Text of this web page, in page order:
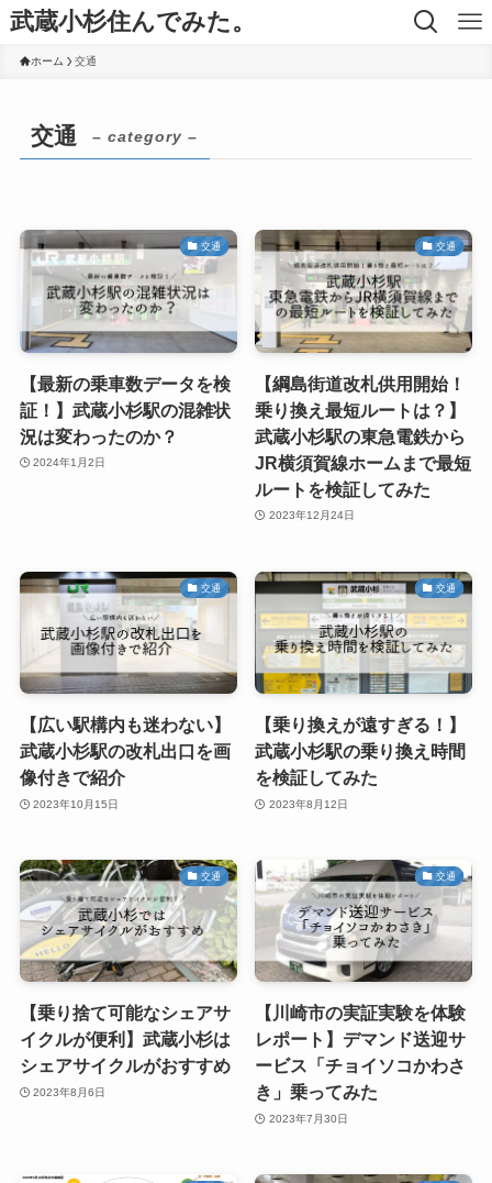
武蔵小杉住んでみた。
ホーム 交通
交通 – category –
交通
【最新の乗車数データを検
証！】武蔵小杉駅の混雑状
況は変わったのか？
2024年1月2日
交通
【綱島街道改札供用開始！
乗り換え最短ルートは？】
武蔵小杉駅の東急電鉄から
JR横須賀線ホームまで最短
ルートを検証してみた
2023年12月24日
交通
【広い駅構内も迷わない】
武蔵小杉駅の改札出口を画
像付きで紹介
2023年10月15日
交通
【乗り換えが遠すぎる！】
武蔵小杉駅の乗り換え時間
を検証してみた
2023年8月12日
交通
【乗り捨て可能なシェアサ
イクルが便利】武蔵小杉は
シェアサイクルがおすすめ
2023年8月6日
交通
【川崎市の実証実験を体験
レポート】デマンド送迎サ
ービス「チョイソコかわさ
き」乗ってみた
2023年7月30日